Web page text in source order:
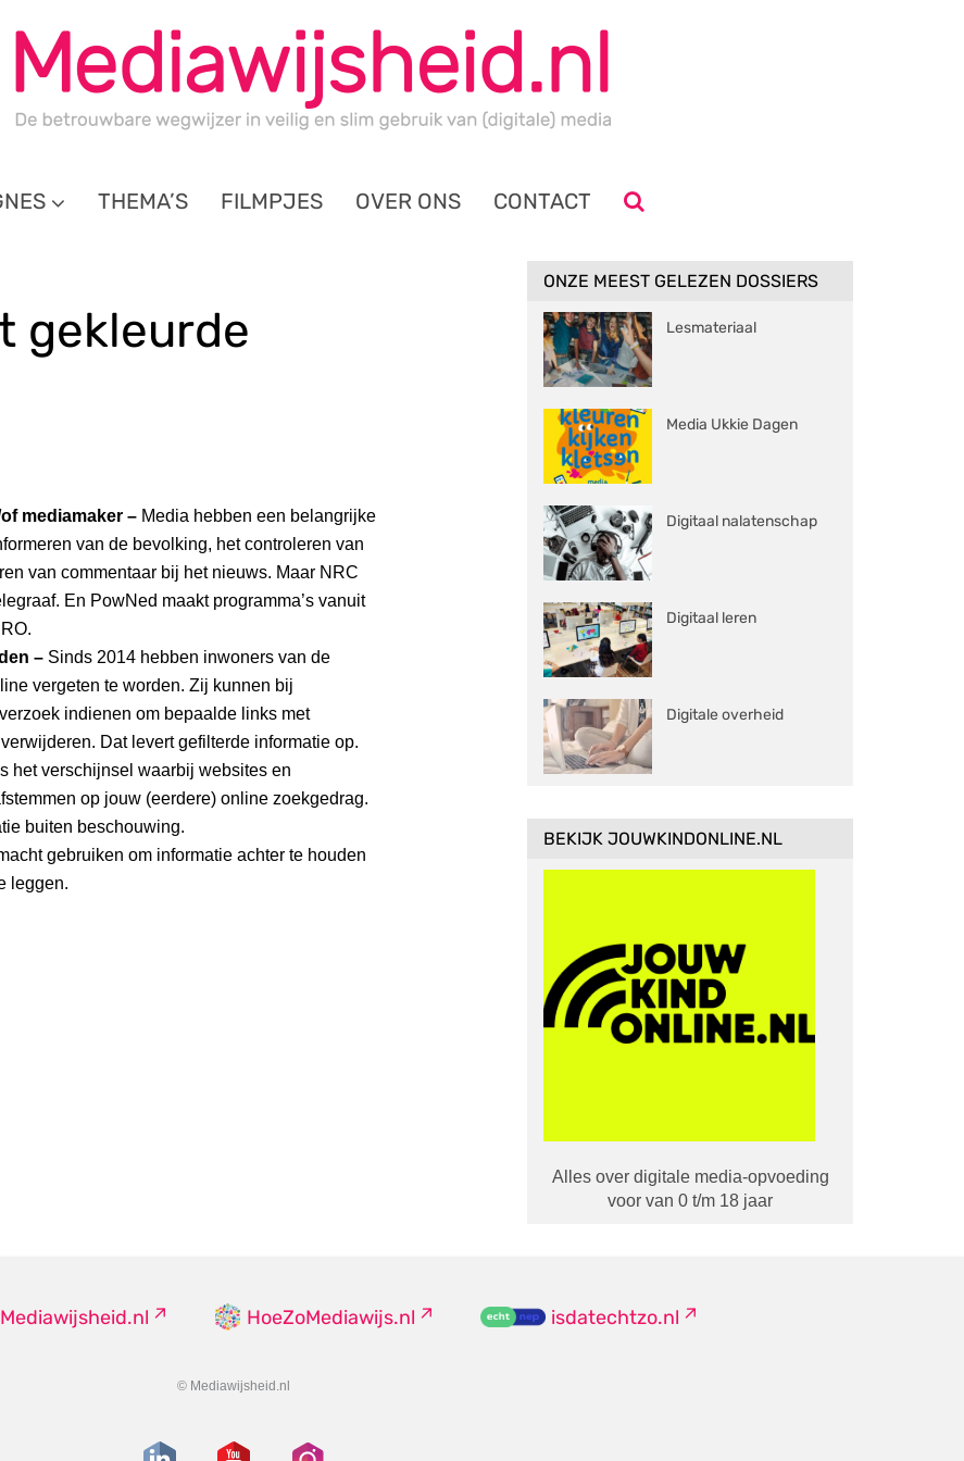
THEMA’S FILMPJES OVER ONS CONTACT
gekleurde
mediamaker – Media hebben een belangrijke
van de bevolking, het controleren van
van commentaar bij het nieuws. Maar NRC
En PowNed maakt programma’s vanuit
– Sinds 2014 hebben inwoners van de
vergeten te worden. Zij kunnen bij
indienen om bepaalde links met
Dat levert gefilterde informatie op.
het verschijnsel waarbij websites en
op jouw (eerdere) online zoekgedrag.
buiten beschouwing.
gebruiken om informatie achter te houden
leggen.
ONZE MEEST GELEZEN DOSSIERS
Lesmateriaal
Media Ukkie Dagen
Digitaal nalatenschap
Digitaal leren
Digitale overheid
BEKIJK JOUWKINDONLINE.NL
Alles over digitale media-opvoeding
voor van 0 t/m 18 jaar
HoeZoMediawijs.nl isdatechtzo.nl
© Mediawijsheid.nl